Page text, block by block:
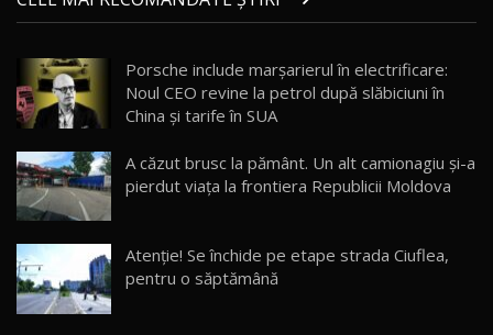
21
AutoBlog.MD
16:59
22
Noua Mazda 6e / Test Drive AutoBlog.MD
26:59
23
Lynk & Co 01 / Test Drive AutoBlog.MD
25:19
24
ZEEKR 009: Cel mai Performant și Confortabil
Van Electric Testat în Moldova / AutoBlog.MD
26:38
Porsche include marșarierul în electrificare:
Noul CEO revine la petrol după slăbiciuni în
China și tarife în SUA
A căzut brusc la pământ. Un alt camionagiu și-a
pierdut viața la frontiera Republicii Moldova
Atenţie! Se închide pe etape strada Ciuflea,
pentru o săptămână